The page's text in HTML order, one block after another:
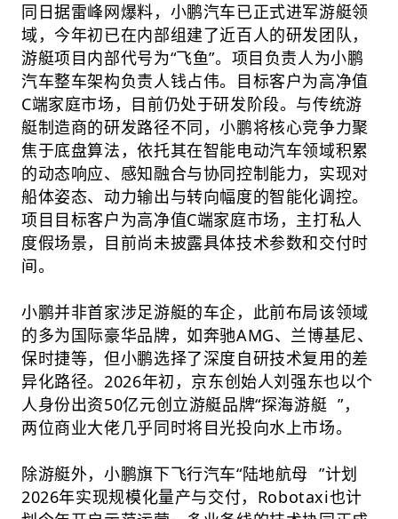
同日据雷峰网爆料，小鹏汽车已正式进军游艇领
域，今年初已在内部组建了近百人的研发团队，
游艇项目内部代号为“飞鱼”。项目负责人为小鹏
汽车整车架构负责人钱占伟。目标客户为高净值
C端家庭市场，目前仍处于研发阶段。与传统游
艇制造商的研发路径不同，小鹏将核心竞争力聚
焦于底盘算法，依托其在智能电动汽车领域积累
的动态响应、感知融合与协同控制能力，实现对
船体姿态、动力输出与转向幅度的智能化调控。
项目目标客户为高净值C端家庭市场，主打私人
度假场景，目前尚未披露具体技术参数和交付时
间。
小鹏并非首家涉足游艇的车企，此前布局该领域
的多为国际豪华品牌，如奔驰AMG、兰博基尼、
保时捷等，但小鹏选择了深度自研技术复用的差
异化路径。2026年初，京东创始人刘强东也以个
人身份出资50亿元创立游艇品牌“探海游艇 ”，
两位商业大佬几乎同时将目光投向水上市场。
除游艇外，小鹏旗下飞行汽车“陆地航母 ”计划
2026年实现规模化量产与交付，Robotaxi也计